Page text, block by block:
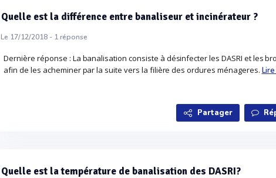
Quelle est la différence entre banaliseur et incinérateur ?
Le 17/12/2018 - 1réponse
Dernière réponse : La banalisation consiste à désinfecter les DASRI et les
afin de les acheminer par la suite vers la filière des ordures ménageres.
Partager
Quelle est la température de banalisation des DASRI?